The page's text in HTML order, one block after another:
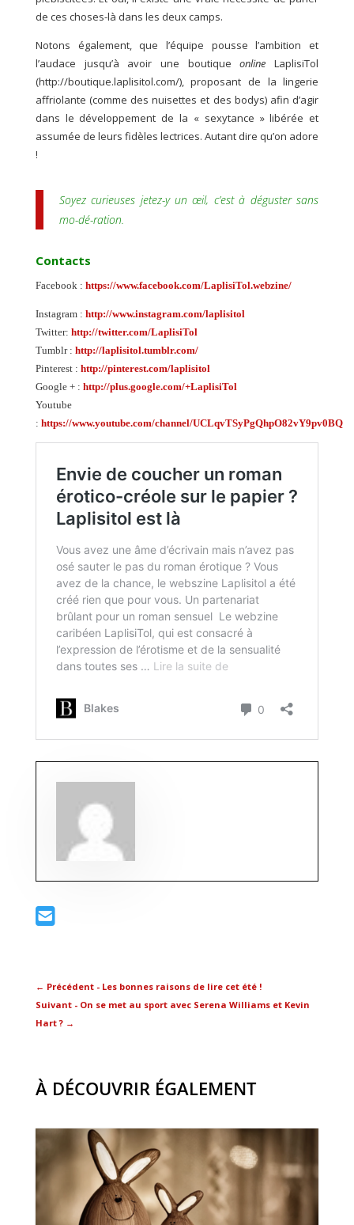
de ces choses-là dans les deux camps.
Notons également, que l’équipe pousse l’ambition et
l’audace jusqu’à avoir une boutiqueonline LaplisiTol
(http://boutique.laplisitol.com/), proposant de la lingerie
affriolante (comme des nuisettes et des bodys) afin d’agir
dans le développement de la « sexytance » libérée et
assumée de leurs fidèles lectrices. Autant dire qu’on adore
!
Soyez curieuses jetez-y un œil, c’est à déguster sans
mo-dé-ration.
Contacts
Facebook : https://www.facebook.com/LaplisiTol.webzine/
Instagram : http://www.instagram.com/laplisitol
Twitter: http://twitter.com/LaplisiTol
Tumblr : http://laplisitol.tumblr.com/
Pinterest : http://pinterest.com/laplisitol
Google + : http://plus.google.com/+LaplisiTol
Youtube
: https://www.youtube.com/channel/UCLqvTSyPgQhpO82vY9pv0BQ
← Précédent - Les bonnes raisons de lire cet été !
Suivant - On se met au sport avec Serena Williams et Kevin
Hart ?→
À DÉCOUVRIR ÉGALEMENT